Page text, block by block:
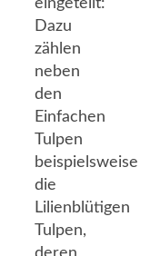
eingeteilt:
Dazu
zählen
neben
den
Einfachen
Tulpen
beispielsweise
die
Lilienblütigen
Tulpen,